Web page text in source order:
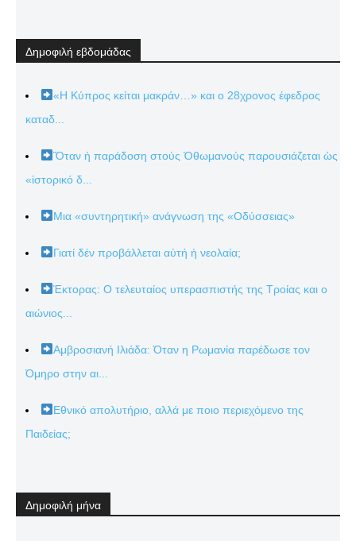
Δημοφιλή εβδομάδας
«Η Κύπρος κείται μακράν…» και ο 28χρονος έφεδρος
καταδ...
Ὅταν ἡ παράδοση στούς Ὀθωμανούς παρουσιάζεται ὡς
«ἱστορικό δ...
Μια «συντηρητική» ανάγνωση της «Οδύσσειας»
Γιατί δέν προβάλλεται αὐτή ἡ νεολαία;
Έκτορας: Ο τελευταίος υπερασπιστής της Τροίας και ο
αιώνιος...
Αμβροσιανή Ιλιάδα: Όταν η Ρωμανία παρέδωσε τον
Όμηρο στην αι...
Εθνικό απολυτήριο, αλλά με ποιο περιεχόμενο της
Παιδείας;
Δημοφιλή μήνα